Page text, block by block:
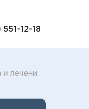
12-18
и лечение